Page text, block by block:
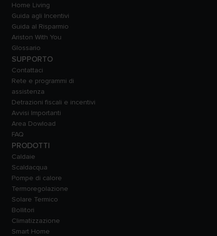
Home Living
Guida agli Incentivi
Guida al Risparmio
Ariston With You
Glossario
SUPPORTO
Contattaci
Rete e programmi di
assistenza
Detrazioni fiscali e incentivi
Avvisi Importanti
Area Dowload
FAQ
PRODOTTI
Caldaie
Scaldacqua
Pompe di calore
Termoregolazione
Solare Termico
Bollitori
Climatizzazione
Smart Home